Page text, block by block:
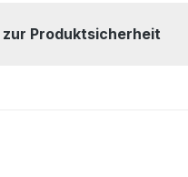
Produktsicherheit